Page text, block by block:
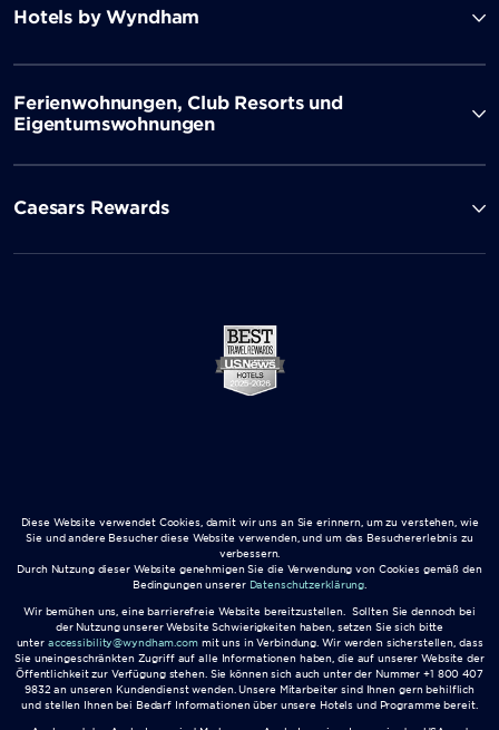
Hotels by Wyndham
Ferienwohnungen, Club Resorts und
Eigentumswohnungen
Caesars Rewards
Diese Website verwendet Cookies, damit wir uns an Sie erinnern, um zu verstehen, wie
Sie und andere Besucher diese Website verwenden, und um das Besuchererlebnis zu
verbessern.
Durch Nutzung dieser Website genehmigen Sie die Verwendung von Cookies gemäß den
Bedingungen unserer Datenschutzerklärung
Wir bemühen uns, eine barrierefreie Website bereitzustellen. Sollten Sie dennoch bei
der Nutzung unserer Website Schwierigkeiten haben, setzen Sie sich bitte
unter accessibility@wyndham.commit uns in Verbindung. Wir werden sicherstellen, dass
Sie uneingeschränkten Zugriff auf alle Informationen haben, die auf unserer Website der
Öffentlichkeit zur Verfügung stehen. Sie können sich auch unter der Nummer +1 800 407
9832 an unseren Kundendienst wenden. Unsere Mitarbeiter sind Ihnen gern behilflich
und stellen Ihnen bei Bedarf Informationen über unsere Hotels und Programme bereit.